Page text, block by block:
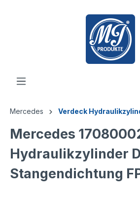
Mercedes Verdeck
Mercedes
Hydraulikzylinder
Stangendichtung